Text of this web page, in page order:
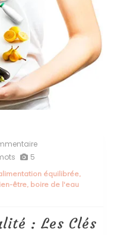
on
Vitalité
:
d’un
Bien-
5
équilibrée,
être, boire de l'eau
: Les Clés